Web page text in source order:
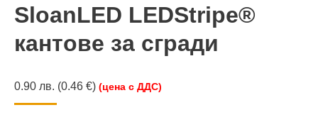
SloanLED LEDStripe®
кантове за сгради
0.90 лв. (0.46 €) (цена с ДДС)